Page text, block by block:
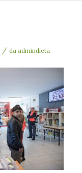
/ da admindieta